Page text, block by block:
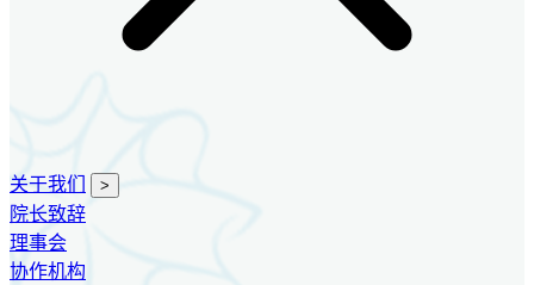
关于我们 >
院长致辞
理事会
协作机构